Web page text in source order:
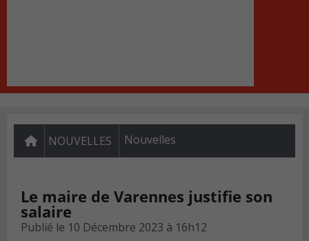
NOUVELLES Nouvelles
Le maire de Varennes justifie son
salaire
Publié le 10 Décembre 2023 à 16h12